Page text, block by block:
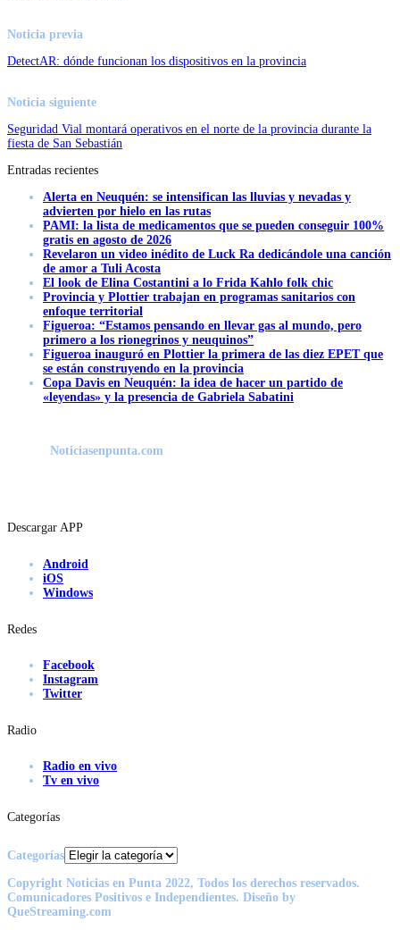
Noticia previa
DetectAR: dónde funcionan los dispositivos en la provincia
Noticia siguiente
Seguridad Vial montará operativos en el norte de la provincia durante la
fiesta de San Sebastián
Entradas recientes
Alerta en Neuquén: se intensifican las lluvias y nevadas y
advierten por hielo en las rutas
PAMI: la lista de medicamentos que se pueden conseguir 100%
gratis en agosto de 2026
Revelaron un video inédito de Luck Ra dedicándole una canción
de amor a Tuli Acosta
El look de Elina Costantini a lo Frida Kahlo folk chic
Provincia y Plottier trabajan en programas sanitarios con
enfoque territorial
Figueroa: “Estamos pensando en llevar gas al mundo, pero
primero a los rionegrinos y neuquinos”
Figueroa inauguró en Plottier la primera de las diez EPET que
se están construyendo en la provincia
Copa Davis en Neuquén: la idea de hacer un partido de
«leyendas» y la presencia de Gabriela Sabatini
Noticiasenpunta.com
Descargar APP
Android
iOS
Windows
Redes
Facebook
Instagram
Twitter
Radio
Radio en vivo
Tv en vivo
Categorías
Categorías
Copyright Noticias en Punta 2022, Todos los derechos reservados.
Comunicadores Positivos e Independientes. Diseño by
QueStreaming.com